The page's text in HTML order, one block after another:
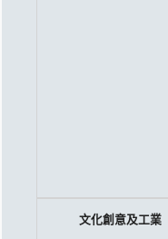
文化創意及工業